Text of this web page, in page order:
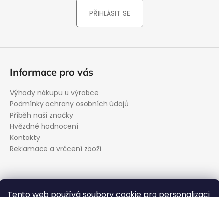
Tento web používá soubory cookie pro personalizaci
PŘIHLÁSIT SE
Informace pro vás
Výhody nákupu u výrobce
Podmínky ochrany osobních údajů
Příběh naší značky
Hvězdné hodnocení
Kontakty
Reklamace a vrácení zboží